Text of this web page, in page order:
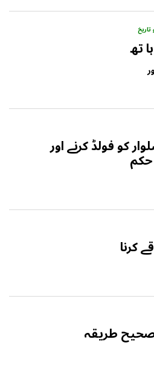
تھ
کو فولڈ کرنے اور
حکم
کرنا
صحیح طریقہ